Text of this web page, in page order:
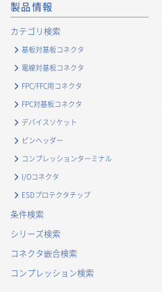
製品情報
カテゴリ検索
基板対基板コネクタ
電線対基板コネクタ
FPC/FFC用コネクタ
FPC対基板コネクタ
デバイスソケット
ピンヘッダー
コンプレッションターミナル
I/Oコネクタ
ESDプロテクタチップ
条件検索
シリーズ検索
コネクタ嵌合検索
コンプレッション検索